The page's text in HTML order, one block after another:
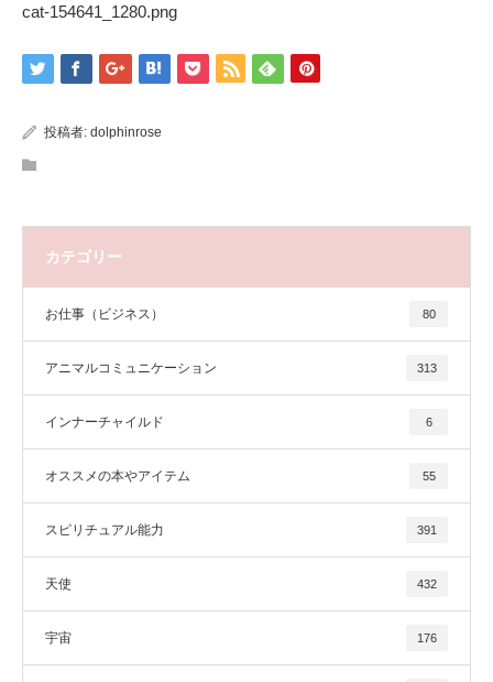
cat-154641_1280.png
投稿者: dolphinrose
カテゴリー
お仕事（ビジネス） 80
アニマルコミュニケーション 313
インナーチャイルド 6
オススメの本やアイテム 55
スピリチュアル能力 391
天使 432
宇宙 176